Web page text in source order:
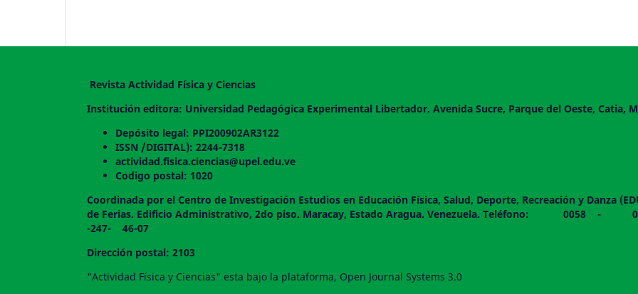
Revista Actividad Física y Ciencias
Institución editora: Universidad Pedagógica Experimental Libertador. Avenida Sucre, Parque del Oeste, Catia,
Depósito legal: PPI200902AR3122
ISSN /DIGITAL): 2244-7318
actividad.fisica.ciencias@upel.edu.ve
Codigo postal: 1020
Coordinada por el Centro de Investigación Estudios en Educación Física, Salud, Deporte, Recreación y Danza
de Ferias. Edificio Administrativo, 2do piso. Maracay, Estado Aragua. Venezuela. Teléfono:
-247- 46-07
Dirección postal: 2103
"Actividad Física y Ciencias" esta bajo la plataforma, Open Journal Systems 3.0